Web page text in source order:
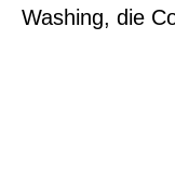
Washing, die